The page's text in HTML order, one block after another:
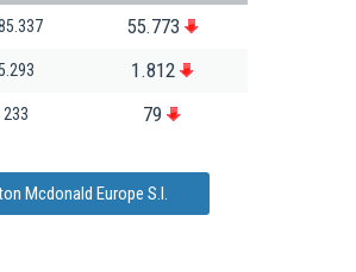
55.773
1.812
233 79
Mcdonald Europe S.l.